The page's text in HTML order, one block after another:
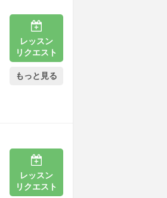
レッスン
リクエスト
もっと見る
レッスン
リクエスト